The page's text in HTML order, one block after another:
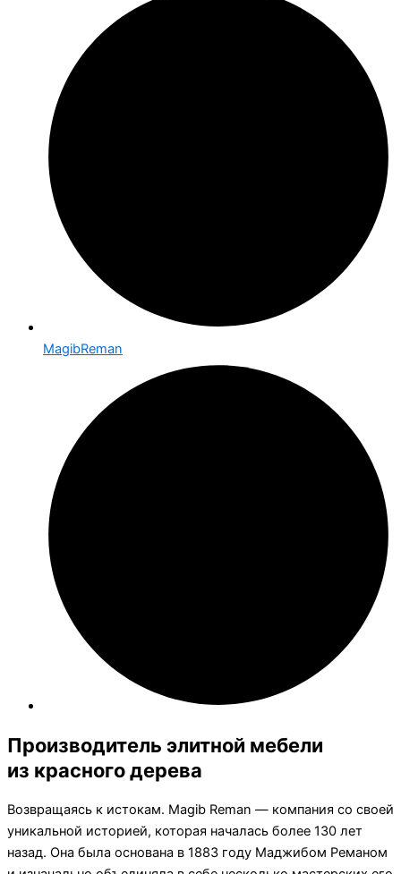
MagibReman
Производитель элитной мебели
из красного дерева
Возвращаясь к истокам. Magib Reman — компания со своей
уникальной историей, которая началась более 130 лет
назад. Она была основана в 1883 году Маджибом Реманом